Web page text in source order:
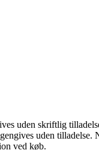
uden skriftlig
uden tilladelse.
ved køb.